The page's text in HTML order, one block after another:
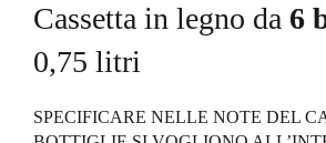
Cassetta in legno da 6
0,75 litri
SPECIFICARE NELLE NOTE DEL